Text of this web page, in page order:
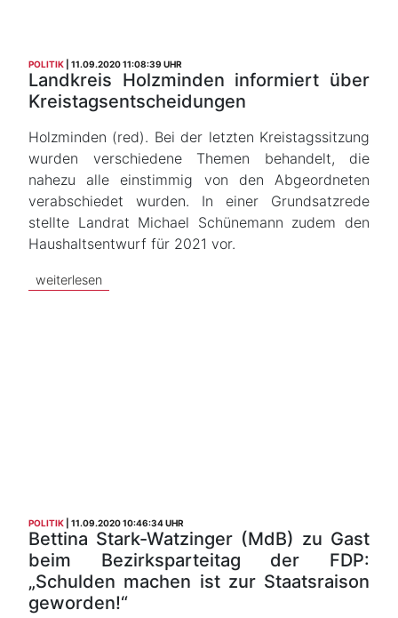
POLITIK 11.09.2020 11:08:39 UHR
Landkreis Holzminden informiert über
Kreistagsentscheidungen
Holzminden (red). Bei der letzten Kreistagssitzung
wurden verschiedene Themen behandelt, die
nahezu alle einstimmig von den Abgeordneten
verabschiedet wurden. In einer Grundsatzrede
stellte Landrat Michael Schünemann zudem den
Haushaltsentwurf für 2021 vor.
weiterlesen
POLITIK 11.09.2020 10:46:34 UHR
Bettina Stark-Watzinger (MdB) zu Gast
beim Bezirksparteitag der FDP:
„Schulden machen ist zur Staatsraison
geworden!“